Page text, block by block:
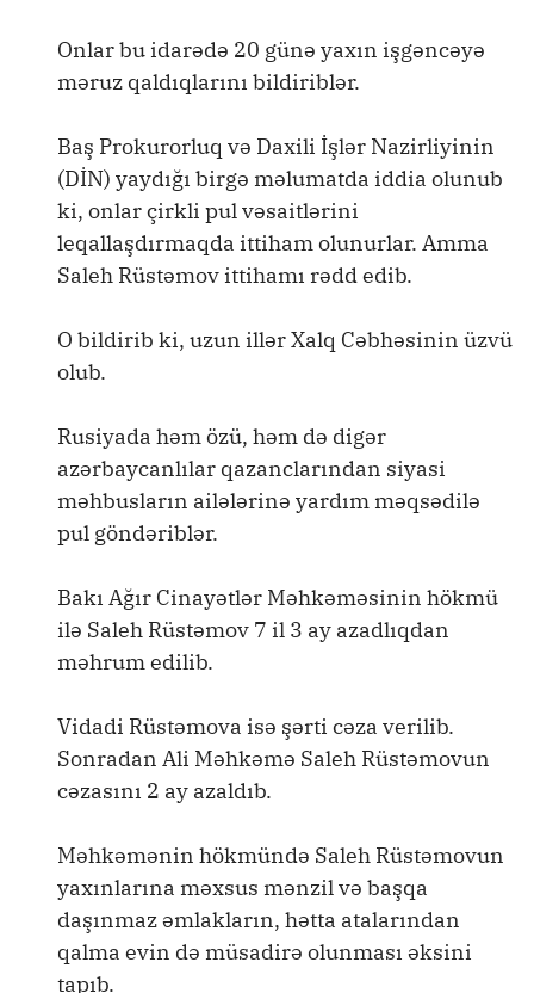
Onlar bu idarədə 20 günə yaxın işgəncəyə
məruz qaldıqlarını bildiriblər.
Baş Prokurorluq və Daxili İşlər Nazirliyinin
(DİN) yaydığı birgə məlumatda iddia olunub
ki, onlar çirkli pul vəsaitlərini
leqallaşdırmaqda ittiham olunurlar. Amma
Saleh Rüstəmov ittihamı rədd edib.
O bildirib ki, uzun illər Xalq Cəbhəsinin üzvü
olub.
Rusiyada həm özü, həm də digər
azərbaycanlılar qazanclarından siyasi
məhbusların ailələrinə yardım məqsədilə
pul göndəriblər.
Bakı Ağır Cinayətlər Məhkəməsinin hökmü
ilə Saleh Rüstəmov 7 il 3 ay azadlıqdan
məhrum edilib.
Vidadi Rüstəmova isə şərti cəza verilib.
Sonradan Ali Məhkəmə Saleh Rüstəmovun
cəzasını 2 ay azaldıb.
Məhkəmənin hökmündə Saleh Rüstəmovun
yaxınlarına məxsus mənzil və başqa
daşınmaz əmlakların, hətta atalarından
qalma evin də müsadirə olunması əksini
tapıb.